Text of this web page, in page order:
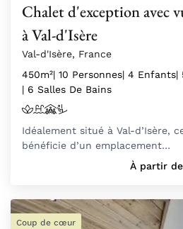
Chalet d'exception avec
à Val-d'Isère
Val-d'Isère, France
450m²| 10 Personnes| 4 Enfants|
| 6 Salles De Bains
Idéalement situé à Val-d’Isère,
bénéficie d’un emplacement…
À partir de
Coup de cœur